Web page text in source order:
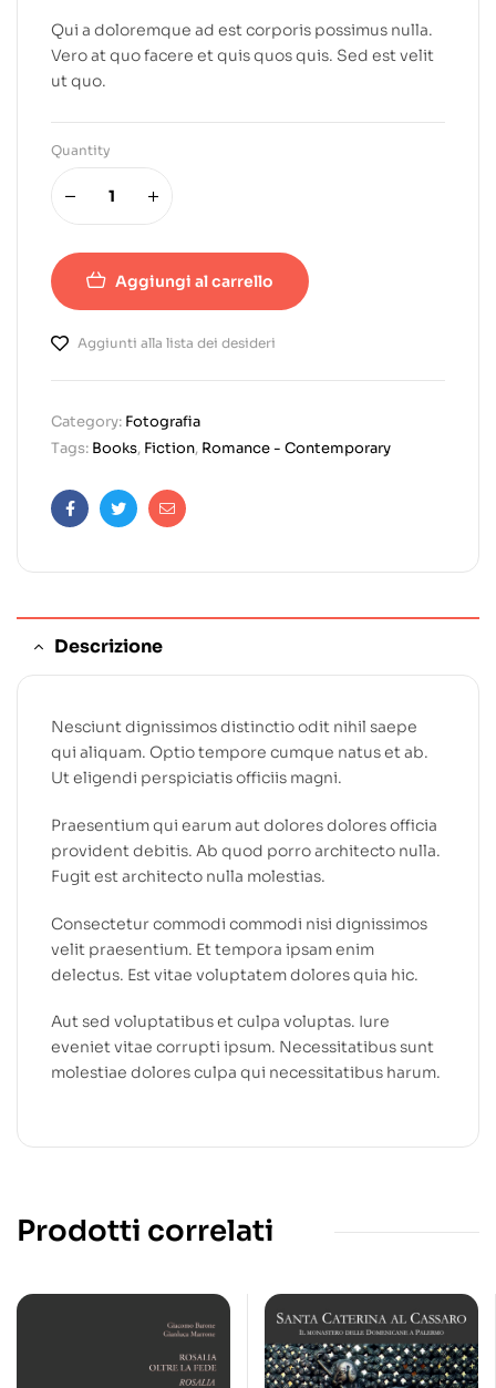
Qui a doloremque ad est corporis possimus nulla.
Vero at quo facere et quis quos quis. Sed est velit
ut quo.
Quantity
Aggiungi al carrello
Aggiunti alla lista dei desideri
Category: Fotografia
Tags: Books, Fiction, Romance - Contemporary
FacebookTwitterEmail
Descrizione
Nesciunt dignissimos distinctio odit nihil saepe
qui aliquam. Optio tempore cumque natus et ab.
Ut eligendi perspiciatis officiis magni.
Praesentium qui earum aut dolores dolores officia
provident debitis. Ab quod porro architecto nulla.
Fugit est architecto nulla molestias.
Consectetur commodi commodi nisi dignissimos
velit praesentium. Et tempora ipsam enim
delectus. Est vitae voluptatem dolores quia hic.
Aut sed voluptatibus et culpa voluptas. Iure
eveniet vitae corrupti ipsum. Necessitatibus sunt
molestiae dolores culpa qui necessitatibus harum.
Prodotti correlati